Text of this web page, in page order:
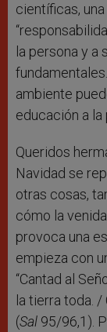
científicas,
la persona y
ambiente
educación a
Queridos
Navidad se
otras cosas,
cómo la
provoca una
empieza con
“Cantad al
la tierra toda.
(Sal 95/96,1).